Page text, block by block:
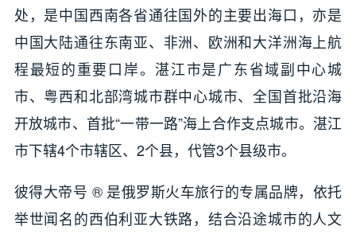
处，是中国西南各省通往国外的主要出海口，亦是
中国大陆通往东南亚、非洲、欧洲和大洋洲海上航
程最短的重要口岸。湛江市是广东省域副中心城
市、粤西和北部湾城市群中心城市、全国首批沿海
开放城市、首批“一带一路”海上合作支点城市。湛江
市下辖4个市辖区、2个县，代管3个县级市。
彼得大帝号 ® 是俄罗斯火车旅行的专属品牌，依托
举世闻名的西伯利亚大铁路，结合沿途城市的人文